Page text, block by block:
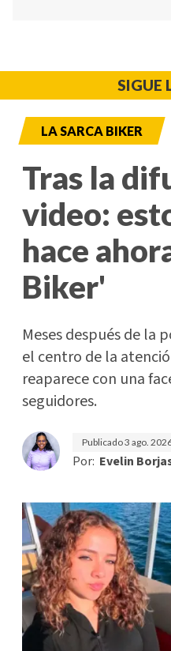
SIGUE
LA SARCA BIKER
Tras la
video:
hace
Biker'
Meses después de la
el centro de la
reaparece con una
seguidores.
Publicado3 ago.
Por: Evelin